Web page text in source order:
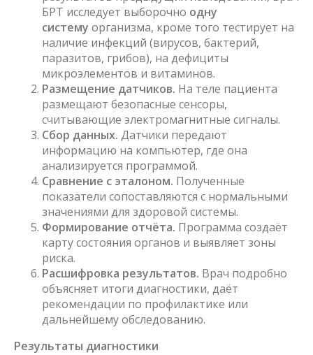
БРТ исследует выборочно одну
систему организма, кроме того тестирует на
наличие инфекций (вирусов, бактерий,
паразитов, грибов), на дефициты
микроэлементов и витаминов.
Размещение датчиков. На теле пациента
размещают безопасные сенсоры,
считывающие электромагнитные сигналы.
Сбор данных. Датчики передают
информацию на компьютер, где она
анализируется программой.
Сравнение с эталоном. Полученные
показатели сопоставляются с нормальными
значениями для здоровой системы.
Формирование отчёта. Программа создаёт
карту состояния органов и выявляет зоны
риска.
Расшифровка результатов. Врач подробно
объясняет итоги диагностики, даёт
рекомендации по профилактике или
дальнейшему обследованию.
Результаты диагностики